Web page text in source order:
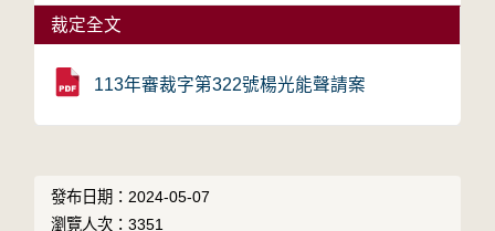
裁定全文
113年審裁字第322號楊光能聲請案
發布日期：2024-05-07
瀏覽人次：3351